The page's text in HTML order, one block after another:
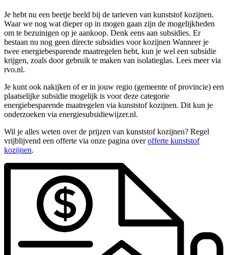
Je hebt nu een beetje beeld bij de tarieven van kunststof kozijnen.
Waar we nog wat dieper op in mogen gaan zijn de mogelijkheden
om te bezuinigen op je aankoop. Denk eens aan subsidies. Er
bestaan nu nog geen directe subsidies voor kozijnen Wanneer je
twee energiebesparende maatregelen hebt, kun je wel een subsidie
krijgen, zoals door gebruik te maken van isolatieglas. Lees meer via
rvo.nl.
Je kunt ook nakijken of er in jouw regio (gemeente of provincie) een
plaatselijke subsidie mogelijk is voor deze categorie
energiebesparende maatregelen via kunststof kozijnen. Dit kun je
onderzoeken via energiesubsidiewijzer.nl.
Wil je alles weten over de prijzen van kunststof kozijnen? Regel
vrijblijvend een offerte via onze pagina overofferte kunststof
kozijnen.